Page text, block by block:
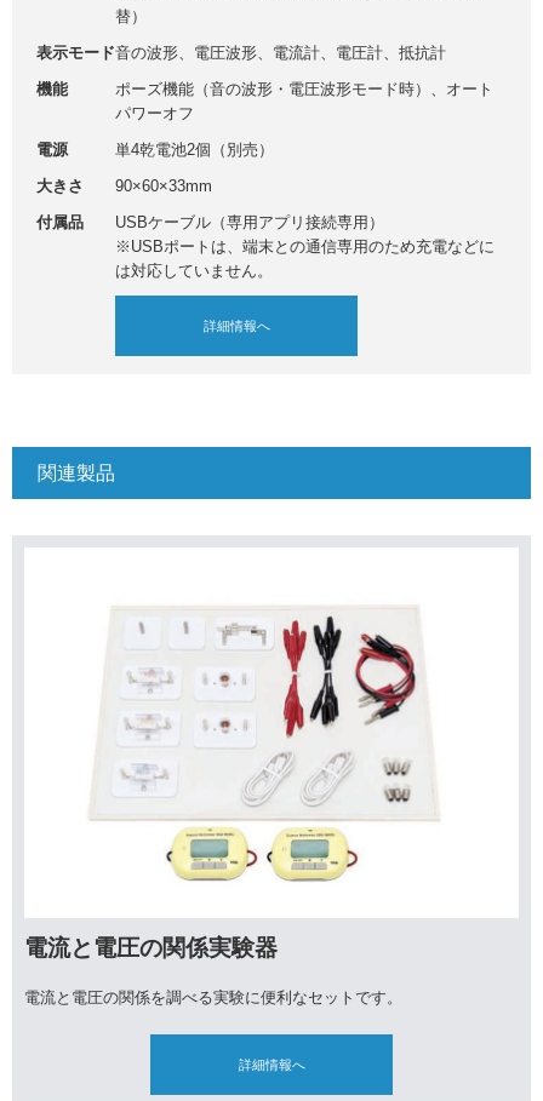
替）
表示モード音の波形、電圧波形、電流計、電圧計、抵抗計
機能
ポーズ機能（音の波形・電圧波形モード時）、オート
パワーオフ
電源
単4乾電池2個（別売）
大きさ
90×60×33mm
付属品
USBケーブル（専用アプリ接続専用）
※USBポートは、端末との通信専用のため充電などに
は対応していません。
詳細情報へ
関連製品
電流と電圧の関係実験器
電流と電圧の関係を調べる実験に便利なセットです。
詳細情報へ